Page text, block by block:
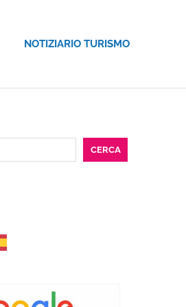
NOTIZIARIO TURISMO
CERCA